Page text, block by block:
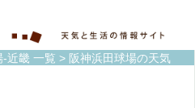
-近畿 一覧 > 阪神浜田球場の天気